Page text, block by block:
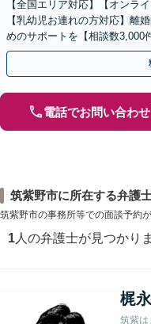
【全国エリア対応】【オンラ
【乳幼児お連れの方対応】離
めのサポートを【相談数3,000
費、財産分与、慰謝料請求【
電話でお問い合わせ
筑紫野市に所在する弁護
筑紫野市の事務所等での面談予約が
1 人の弁護士が見つかり
梶
筑紫は